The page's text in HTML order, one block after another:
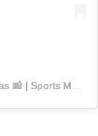
Una publicación compartida por Chechografías 📸 | Sports Media 📣 (@chechografias)